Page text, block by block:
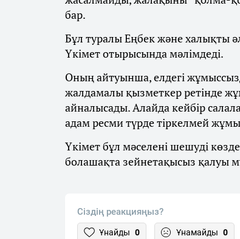
бар.
Бұл туралы Еңбек және халықты
Үкімет отырысында мәлімдеді.
Оның айтуынша, елдегі
жалдамалы қызметкер ретінде
айналысады. Алайда кейбір
адам ресми түрде тіркелмей
Үкімет бұл мәселені шешуді
болашақта зейнетақысыз қалуы
Сіздің реакцияңыз?
Ұнайды 0 Ұнамайды 0